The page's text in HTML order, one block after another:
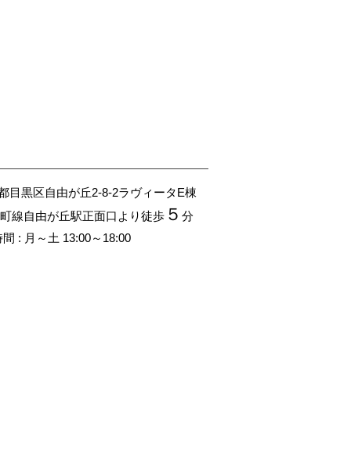
目黒区自由が丘2-8-2ラヴィータE棟
線自由が丘駅正面口より徒歩５ 分
間 : 月～土 13:00～18:00